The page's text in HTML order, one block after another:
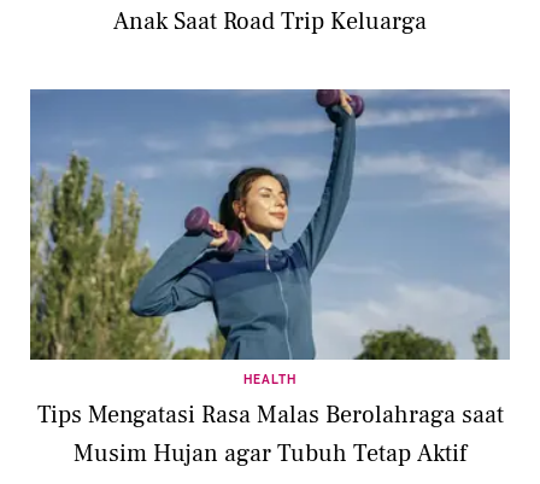
Anak Saat Road Trip Keluarga
HEALTH
Tips Mengatasi Rasa Malas Berolahraga saat
Musim Hujan agar Tubuh Tetap Aktif